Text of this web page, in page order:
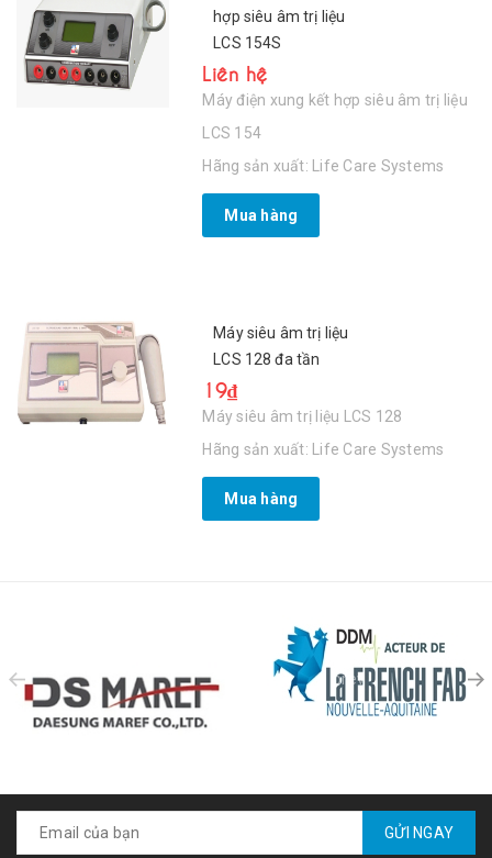
hợp siêu âm trị liệu
LCS 154S
Liên hệ
Máy điện xung kết hợp siêu âm trị liệu
LCS 154
Hãng sản xuất: Life Care Systems
Mua hàng
Máy siêu âm trị liệu
LCS 128 đa tần
19₫
Máy siêu âm trị liệu LCS 128
Hãng sản xuất: Life Care Systems
Mua hàng
prev
GỬI NGAY